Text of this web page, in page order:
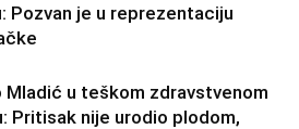
Pozvan je u reprezentaciju
Mladić u teškom zdravstvenom
Pritisak nije urodio plodom,